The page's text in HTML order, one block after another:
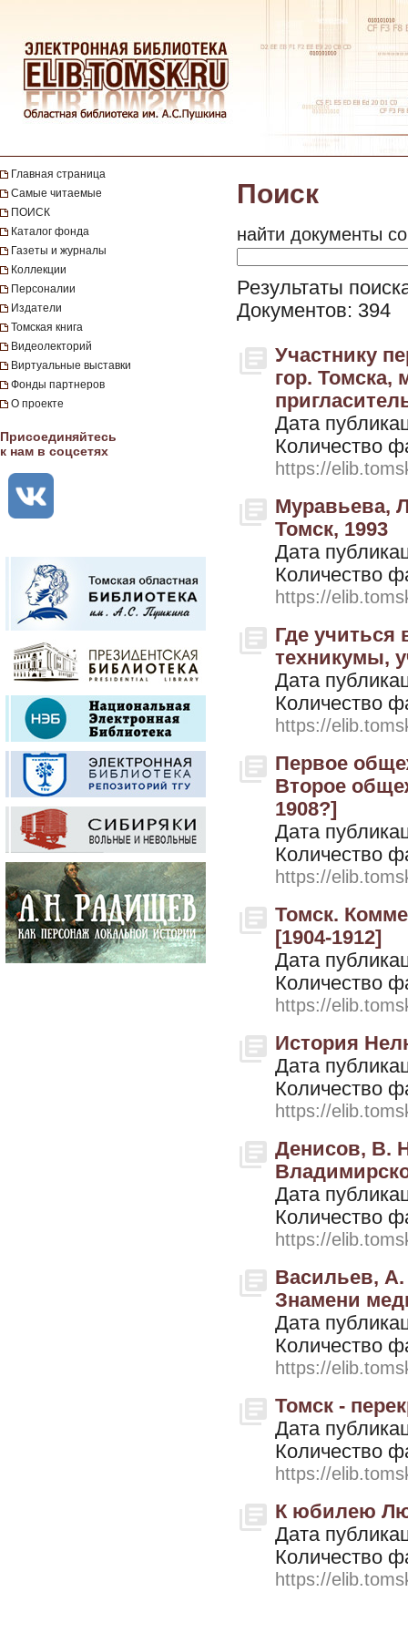
Главная страница
Самые читаемые
ПОИСК
Каталог фонда
Газеты и журналы
Коллекции
Персоналии
Издатели
Томская книга
Видеолекторий
Виртуальные выставки
Фонды партнеров
О проекте
Присоединяйтесь
к нам в соцсетях
Поиск
найти документы
Результаты
Документов: 394
Участнику
гор. Томска,
Дата
Количество
https://
Муравьева,
Томск, 1993
Дата
Количество
https://
Где учиться
техникумы,
Дата
Количество
https://
Первое
Второе
1908?]
Дата
Количество
https://
Томск.
[1904-1912]
Дата
Количество
https://
История
Дата
Количество
https://
Денисов, В.
Дата
Количество
https://
Васильев, А.
Знамени
Дата
Количество
https://
Томск -
Дата
Количество
https://
К юбилею
Дата
Количество
https://